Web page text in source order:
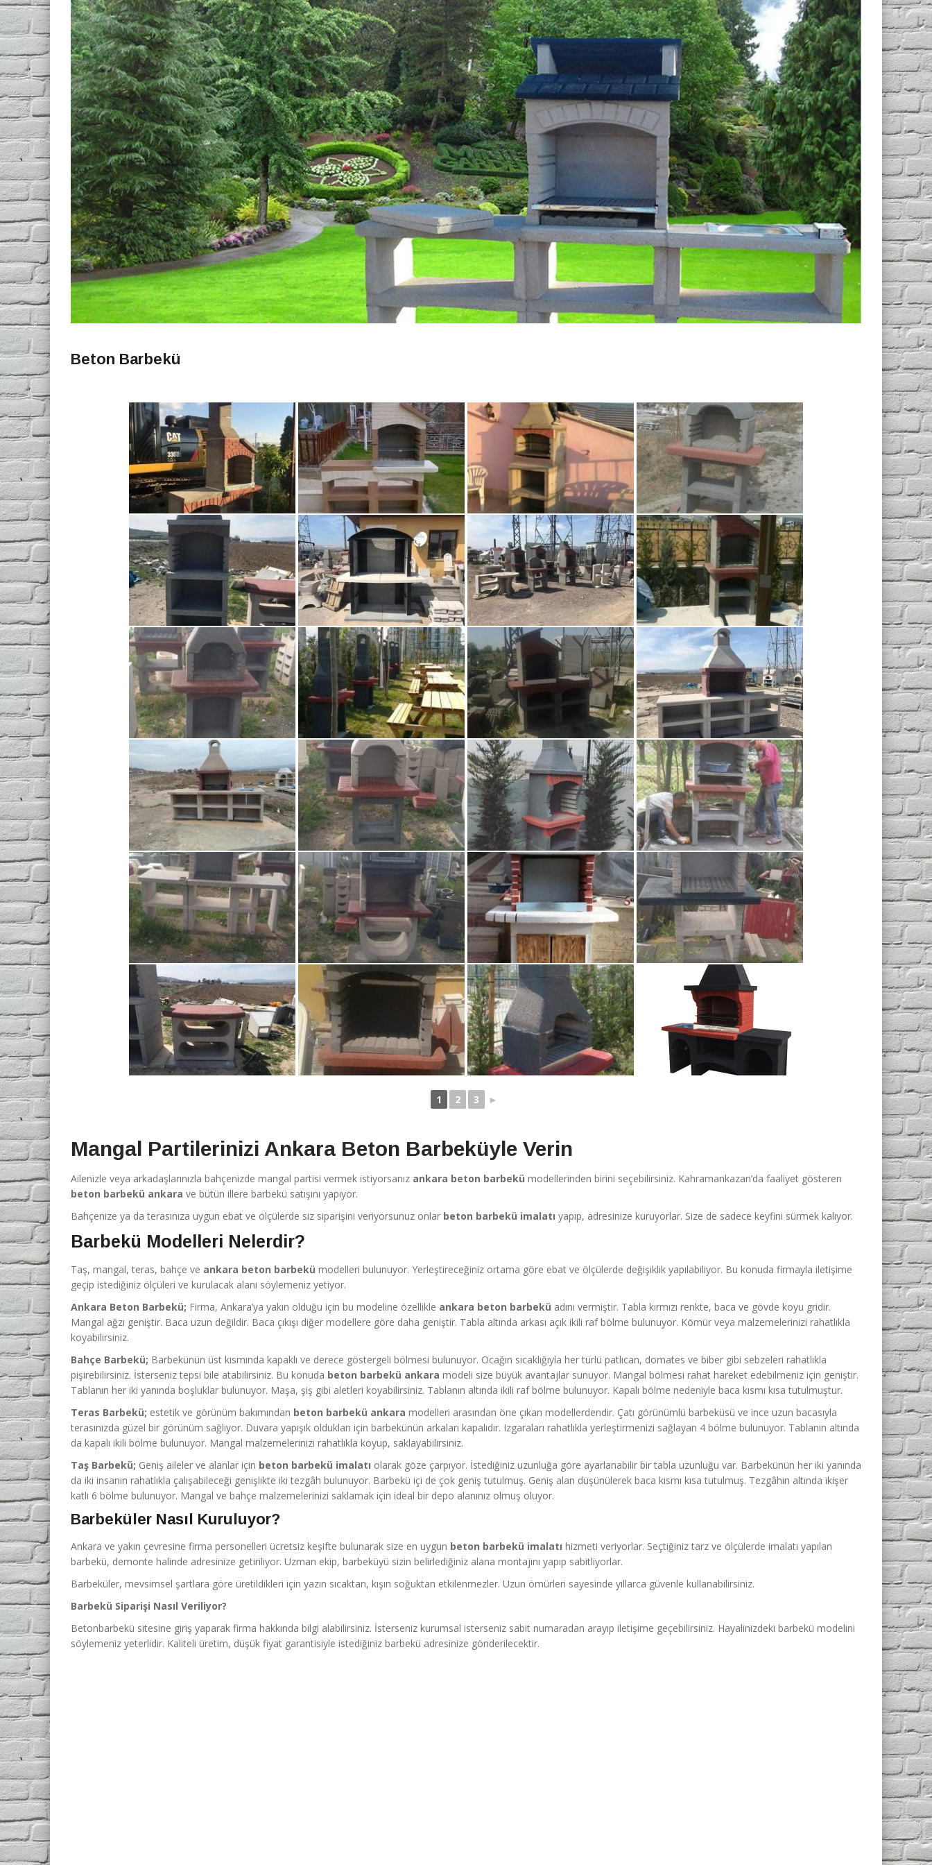
Beton Barbekü
1 2 3 ►
Mangal Partilerinizi Ankara Beton Barbeküyle Verin
Ailenizle veya arkadaşlarınızla bahçenizde mangal partisi vermek istiyorsanız ankara beton barbekü modellerinden birini seçebilirsiniz. Kahramankazan’da faaliyet gösteren
beton barbekü ankara ve bütün illere barbekü satışını yapıyor.
Bahçenize ya da terasınıza uygun ebat ve ölçülerde siz siparişini veriyorsunuz onlar beton barbekü imalatı yapıp, adresinize kuruyorlar. Size de sadece keyfini sürmek kalıyor.
Barbekü Modelleri Nelerdir?
Taş, mangal, teras, bahçe ve ankara beton barbekü modelleri bulunuyor. Yerleştireceğiniz ortama göre ebat ve ölçülerde değişiklik yapılabiliyor. Bu konuda firmayla iletişime
geçip istediğiniz ölçüleri ve kurulacak alanı söylemeniz yetiyor.
Ankara Beton Barbekü; Firma, Ankara’ya yakın olduğu için bu modeline özellikle ankara beton barbekü adını vermiştir. Tabla kırmızı renkte, baca ve gövde koyu gridir.
Mangal ağzı geniştir. Baca uzun değildir. Baca çıkışı diğer modellere göre daha geniştir. Tabla altında arkası açık ikili raf bölme bulunuyor. Kömür veya malzemelerinizi rahatlıkla
koyabilirsiniz.
Bahçe Barbekü; Barbekünün üst kısmında kapaklı ve derece göstergeli bölmesi bulunuyor. Ocağın sıcaklığıyla her türlü patlıcan, domates ve biber gibi sebzeleri rahatlıkla
pişirebilirsiniz. İsterseniz tepsi bile atabilirsiniz. Bu konuda beton barbekü ankara modeli size büyük avantajlar sunuyor. Mangal bölmesi rahat hareket edebilmeniz için geniştir.
Tablanın her iki yanında boşluklar bulunuyor. Maşa, şiş gibi aletleri koyabilirsiniz. Tablanın altında ikili raf bölme bulunuyor. Kapalı bölme nedeniyle baca kısmı kısa tutulmuştur.
Teras Barbekü; estetik ve görünüm bakımından beton barbekü ankara modelleri arasından öne çıkan modellerdendir. Çatı görünümlü barbeküsü ve ince uzun bacasıyla
terasınızda güzel bir görünüm sağlıyor. Duvara yapışık oldukları için barbekünün arkaları kapalıdır. Izgaraları rahatlıkla yerleştirmenizi sağlayan 4 bölme bulunuyor. Tablanın altında
da kapalı ikili bölme bulunuyor. Mangal malzemelerinizi rahatlıkla koyup, saklayabilirsiniz.
Taş Barbekü; Geniş aileler ve alanlar için beton barbekü imalatı olarak göze çarpıyor. İstediğiniz uzunluğa göre ayarlanabilir bir tabla uzunluğu var. Barbekünün her iki yanında
da iki insanın rahatlıkla çalışabileceği genişlikte iki tezgâh bulunuyor. Barbekü içi de çok geniş tutulmuş. Geniş alan düşünülerek baca kısmı kısa tutulmuş. Tezgâhın altında ikişer
katlı 6 bölme bulunuyor. Mangal ve bahçe malzemelerinizi saklamak için ideal bir depo alanınız olmuş oluyor.
Barbeküler Nasıl Kuruluyor?
Ankara ve yakın çevresine firma personelleri ücretsiz keşifte bulunarak size en uygun beton barbekü imalatı hizmeti veriyorlar. Seçtiğiniz tarz ve ölçülerde imalatı yapılan
barbekü, demonte halinde adresinize getiriliyor. Uzman ekip, barbeküyü sizin belirlediğiniz alana montajını yapıp sabitliyorlar.
Barbeküler, mevsimsel şartlara göre üretildikleri için yazın sıcaktan, kışın soğuktan etkilenmezler. Uzun ömürleri sayesinde yıllarca güvenle kullanabilirsiniz.
Barbekü Siparişi Nasıl Veriliyor?
Betonbarbekü sitesine giriş yaparak firma hakkında bilgi alabilirsiniz. İsterseniz kurumsal isterseniz sabit numaradan arayıp iletişime geçebilirsiniz. Hayalinizdeki barbekü modelini
söylemeniz yeterlidir. Kaliteli üretim, düşük fiyat garantisiyle istediğiniz barbekü adresinize gönderilecektir.